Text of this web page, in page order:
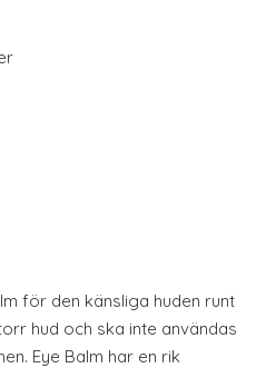
för den känsliga huden runt
hud och ska inte användas
Eye Balm har en rik